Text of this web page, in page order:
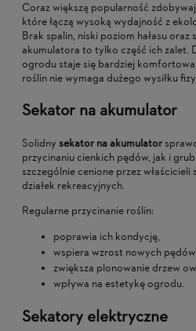
Coraz większą popularność
które łączą wysoką wydajność z
Brak spalin, niski poziom hałasu oraz
akumulatora to tylko część ich zalet.
ogrodu staje się bardziej
roślin nie wymaga dużego wysiłku
Sekator na akumulator
Solidny sekator na akumulator
przycinaniu cienkich pędów, jak i
szczególnie cenione przez
działek rekreacyjnych.
Regularne przycinanie roślin:
poprawia ich kondycję,
wspiera wzrost nowych pędów,
zwiększa plonowanie drzew
wpływa na estetykę ogrodu.
Sekatory elektryczne